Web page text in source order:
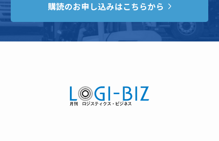
購読のお申し込みはこちらから